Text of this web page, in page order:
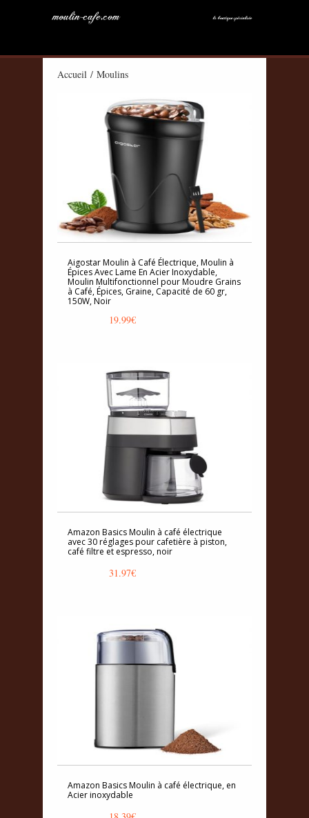
Accueil / Moulins
Aigostar Moulin à Café Électrique, Moulin à
Épices Avec Lame En Acier Inoxydable,
Moulin Multifonctionnel pour Moudre Grains
à Café, Épices, Graine, Capacité de 60 gr,
150W, Noir
19.99€
Amazon Basics Moulin à café électrique
avec 30 réglages pour cafetière à piston,
café filtre et espresso, noir
31.97€
Amazon Basics Moulin à café électrique, en
Acier inoxydable